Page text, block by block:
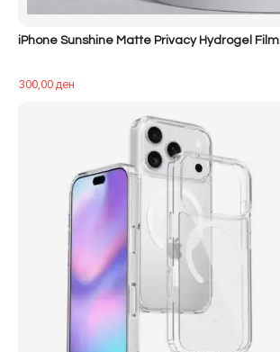
iPhone Sunshine Matte Privacy Hydrogel Film
300,00ден